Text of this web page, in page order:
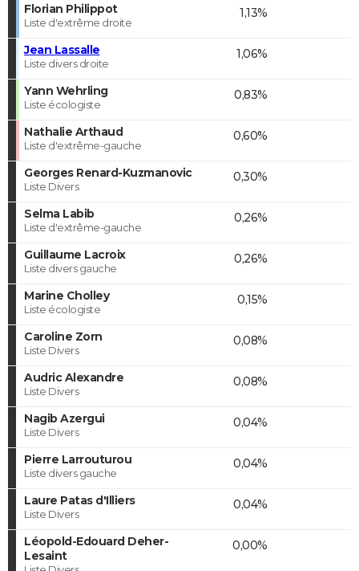
Florian Philippot
Liste d'extrême droite
1,13%
Jean Lassalle
Liste divers droite
1,06%
Yann Wehrling
Liste écologiste
0,83%
Nathalie Arthaud
Liste d'extrême-gauche
0,60%
Georges Renard-Kuzmanovic
Liste Divers
0,30%
Selma Labib
Liste d'extrême-gauche
0,26%
Guillaume Lacroix
Liste divers gauche
0,26%
Marine Cholley
Liste écologiste
0,15%
Caroline Zorn
Liste Divers
0,08%
Audric Alexandre
Liste Divers
0,08%
Nagib Azergui
Liste Divers
0,04%
Pierre Larrouturou
Liste divers gauche
0,04%
Laure Patas d'Illiers
Liste Divers
0,04%
Léopold-Edouard Deher-
Lesaint
0,00%